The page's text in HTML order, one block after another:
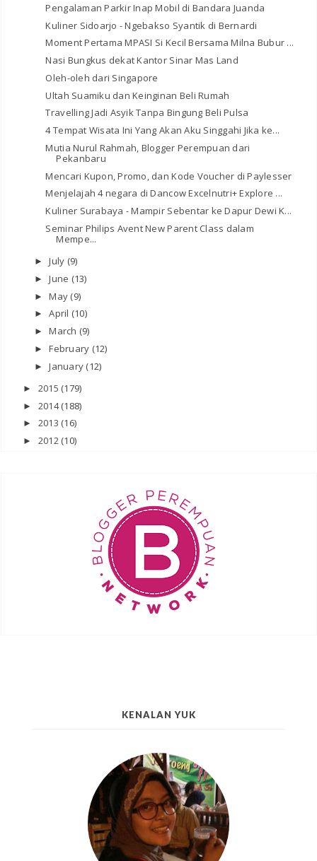
Pengalaman Parkir Inap Mobil di Bandara Juanda
Kuliner Sidoarjo - Ngebakso Syantik di Bernardi
Moment Pertama MPASI Si Kecil Bersama Milna Bubur ...
Nasi Bungkus dekat Kantor Sinar Mas Land
Oleh-oleh dari Singapore
Ultah Suamiku dan Keinginan Beli Rumah
Travelling Jadi Asyik Tanpa Bingung Beli Pulsa
4 Tempat Wisata Ini Yang Akan Aku Singgahi Jika ke...
Mutia Nurul Rahmah, Blogger Perempuan dari
Pekanbaru
Mencari Kupon, Promo, dan Kode Voucher di Paylesser
Menjelajah 4 negara di Dancow Excelnutri+ Explore ...
Kuliner Surabaya - Mampir Sebentar ke Dapur Dewi K...
Seminar Philips Avent New Parent Class dalam
Mempe...
►July (9)
►June (13)
►May (9)
►April (10)
►March (9)
►February (12)
►January (12)
► 2015 (179)
► 2014(188)
► 2013 (16)
► 2012 (10)
KENALAN YUK